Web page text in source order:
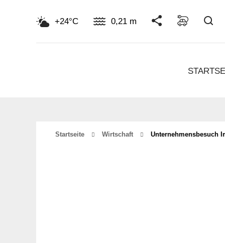
+24°C 0,21 m
Startseite Wirtschaft Unternehmensbesuch